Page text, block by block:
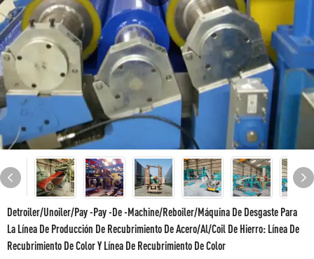
Detroiler/Unoiler/Pay -Pay -De -Machine/Reboiler/Máquina De Desgaste Para
La Línea De Producción De Recubrimiento De Acero/Al/Coil De Hierro: Línea De
Recubrimiento De Color Y Línea De Recubrimiento De Color